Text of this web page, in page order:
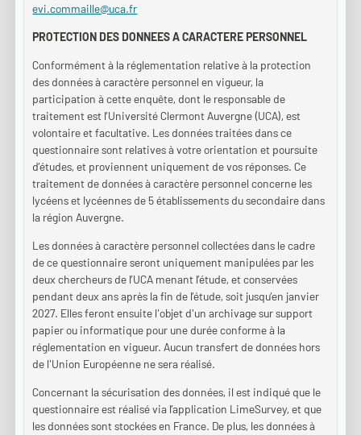
evi.commaille@uca.fr
PROTECTION DES DONNEES A CARACTERE PERSONNEL
Conformément à la réglementation relative à la protection
des données à caractère personnel en vigueur, la
participation à cette enquête, dont le responsable de
traitement est l’Université Clermont Auvergne (UCA), est
volontaire et facultative. Les données traitées dans ce
questionnaire sont relatives à votre orientation et poursuite
d’études, et proviennent uniquement de vos réponses. Ce
traitement de données à caractère personnel concerne les
lycéens et lycéennes de 5 établissements du secondaire dans
la région Auvergne.
Les données à caractère personnel collectées dans le cadre
de ce questionnaire seront uniquement manipulées par les
deux chercheurs de l’UCA menant l’étude, et conservées
pendant deux ans après la fin de l’étude, soit jusqu’en janvier
2027. Elles feront ensuite l'objet d'un archivage sur support
papier ou informatique pour une durée conforme à la
réglementation en vigueur. Aucun transfert de données hors
de l'Union Européenne ne sera réalisé.
Concernant la sécurisation des données, il est indiqué que le
questionnaire est réalisé via l’application LimeSurvey, et que
les données sont stockées en France. De plus, les données à